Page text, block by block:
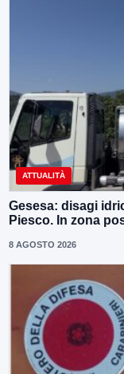
ATTUALITÀ
Gesesa: disagi
Piesco. In zona
8 AGOSTO 2026